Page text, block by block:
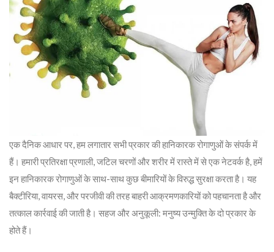
एक दैनिक आधार पर, हम लगातार सभी प्रकार की हानिकारक रोगाणुओं के संपर्क में
हैं। हमारी प्रतिरक्षा प्रणाली, जटिल चरणों और शरीर में रास्ते में से एक नेटवर्क है, हमें
इन हानिकारक रोगाणुओं के साथ-साथ कुछ बीमारियों के विरुद्ध सुरक्षा करता है। यह
बैक्टीरिया, वायरस, और परजीवी की तरह बाहरी आक्रमणकारियों को पहचानता है और
तत्काल कार्रवाई की जाती है। सहज और अनुकूली: मनुष्य उन्मुक्ति के दो प्रकार के
होते हैं।